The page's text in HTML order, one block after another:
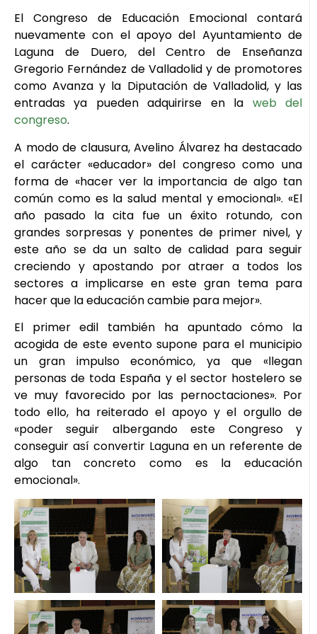
El Congreso de Educación Emocional contará
nuevamente con el apoyo del Ayuntamiento de
Laguna de Duero, del Centro de Enseñanza
Gregorio Fernández de Valladolid y de promotores
como Avanza y la Diputación de Valladolid, y las
entradas ya pueden adquirirse en la web del
congreso.
A modo de clausura, Avelino Álvarez ha destacado
el carácter «educador» del congreso como una
forma de «hacer ver la importancia de algo tan
común como es la salud mental y emocional». «El
año pasado la cita fue un éxito rotundo, con
grandes sorpresas y ponentes de primer nivel, y
este año se da un salto de calidad para seguir
creciendo y apostando por atraer a todos los
sectores a implicarse en este gran tema para
hacer que la educación cambie para mejor».
El primer edil también ha apuntado cómo la
acogida de este evento supone para el municipio
un gran impulso económico, ya que «llegan
personas de toda España y el sector hostelero se
ve muy favorecido por las pernoctaciones». Por
todo ello, ha reiterado el apoyo y el orgullo de
«poder seguir albergando este Congreso y
conseguir así convertir Laguna en un referente de
algo tan concreto como es la educación
emocional».